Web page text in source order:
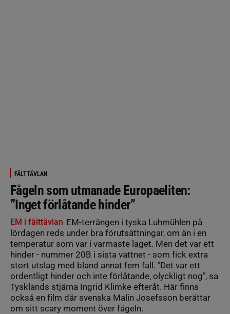
FÄLTTÄVLAN
Fågeln som utmanade Europaeliten:
”Inget förlåtande hinder”
EM i fälttävlan EM-terrängen i tyska Luhmühlen på
lördagen reds under bra förutsättningar, om än i en
temperatur som var i varmaste laget. Men det var ett
hinder - nummer 20B i sista vattnet - som fick extra
stort utslag med bland annat fem fall. "Det var ett
ordentligt hinder och inte förlåtande, olyckligt nog", sa
Tysklands stjärna Ingrid Klimke efteråt. Här finns
också en film där svenska Malin Josefsson berättar
om sitt scary moment över fågeln.